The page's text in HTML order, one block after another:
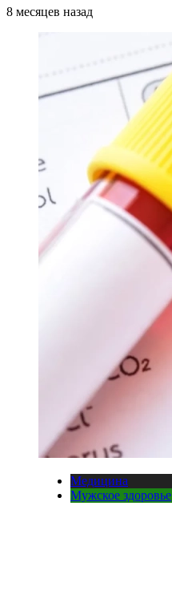
8 месяцев назад
Медицина
Мужское здоровье